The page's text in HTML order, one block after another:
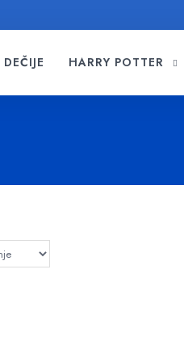
DEČIJE HARRY POTTER